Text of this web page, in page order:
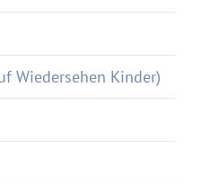
Wiedersehen Kinder)